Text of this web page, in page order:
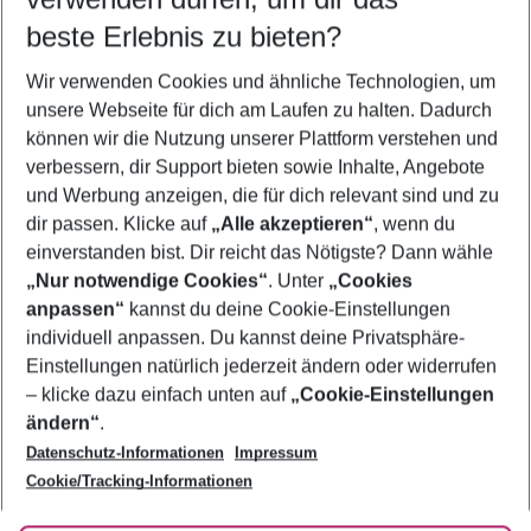
5-8 Nächte
2 Erwachsene Keine Kinder
Mehr Filter anzeigen
Footer
Footer navigation
Über uns
AGB
Bestpreisgarantie
Cookie-Einstellungen ändern
Cookie-Richtlinie
Agenturbetreuung
Barrierefreies Reisen
Folge uns
beste Erlebnis zu bieten?
Wir verwenden Cookies und ähnliche Technologien, um
unsere Webseite für dich am Laufen zu halten. Dadurch
können wir die Nutzung unserer Plattform verstehen und
verbessern, dir Support bieten sowie Inhalte, Angebote
und Werbung anzeigen, die für dich relevant sind und zu
dir passen. Klicke auf „Alle akzeptieren“, wenn du
einverstanden bist. Dir reicht das Nötigste? Dann wähle
„Nur notwendige Cookies“. Unter „Cookies
anpassen“ kannst du deine Cookie-Einstellungen
individuell anpassen. Du kannst deine Privatsphäre-
Einstellungen natürlich jederzeit ändern oder widerrufen
– klicke dazu einfach unten auf „Cookie-Einstellungen
ändern“.
Datenschutz-Informationen
Impressum
Cookie/Tracking-Informationen